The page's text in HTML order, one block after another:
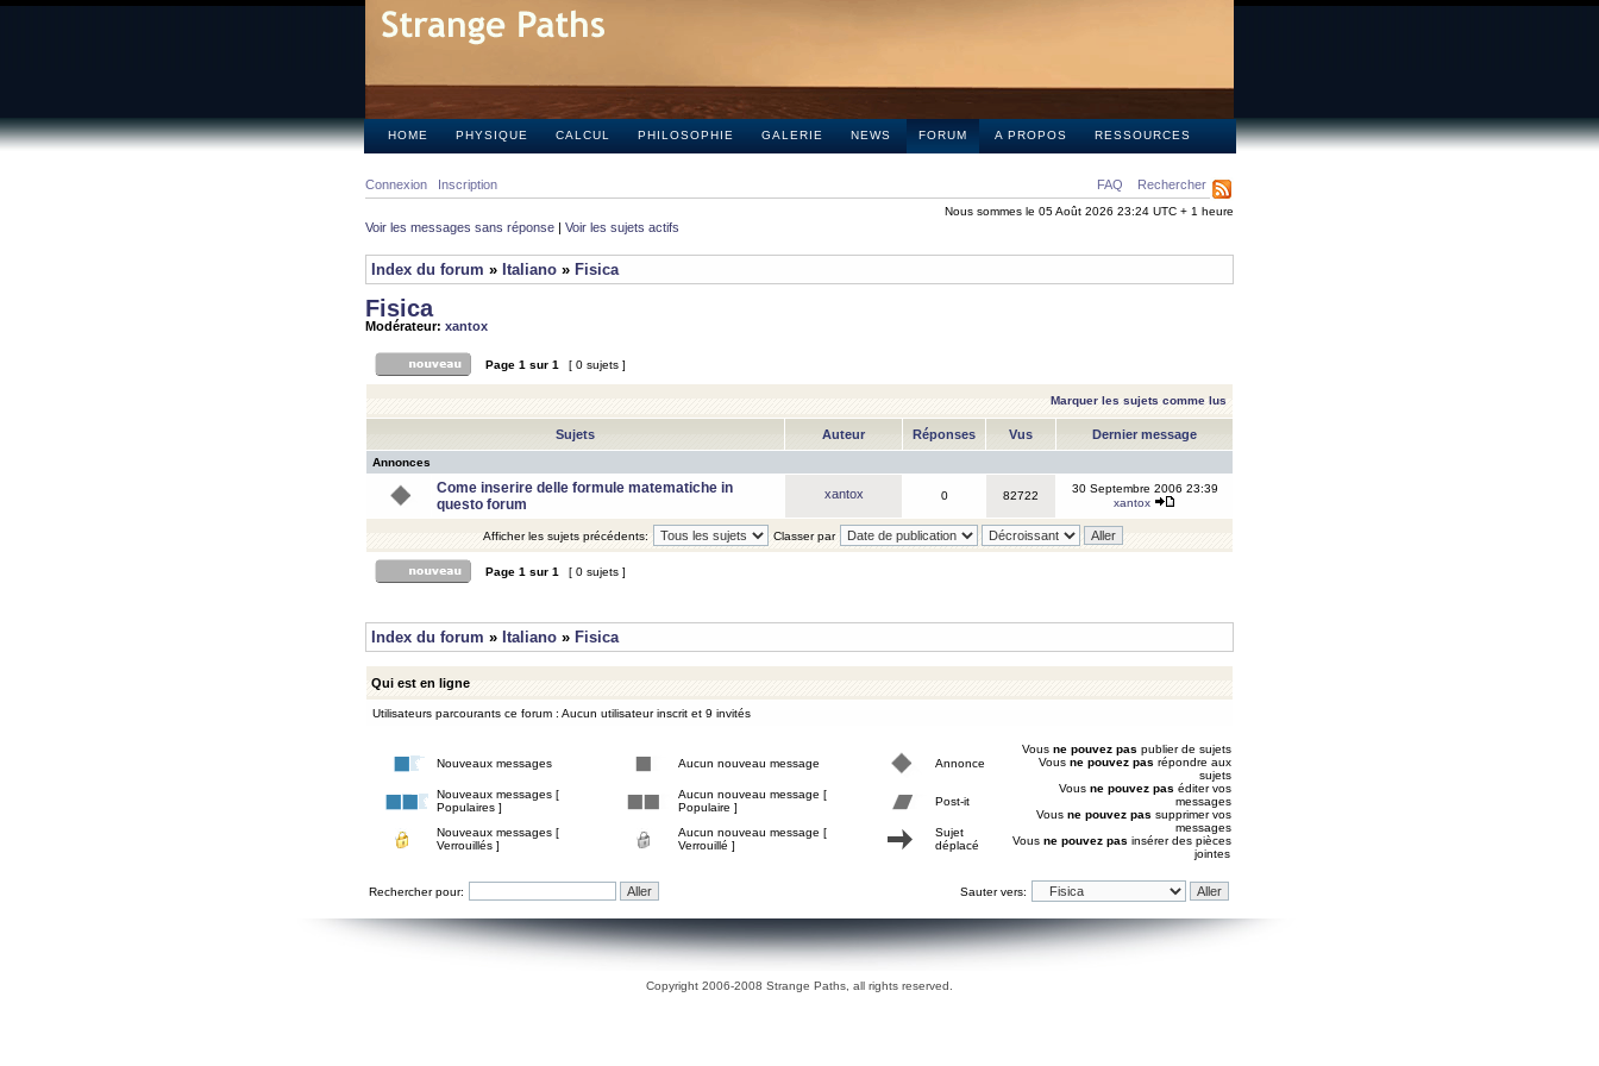
HOME PHYSIQUE CALCUL PHILOSOPHIE GALERIE NEWS FORUM A PROPOS RESSOURCES
FAQ Rechercher
Connexion Inscription
Nous sommes le 05 Août 2026 23:24 UTC + 1 heure
Voir les messages sans réponse | Voir les sujets actifs
Index du forum » Italiano » Fisica
Fisica
Modérateur: xantox
Page 1 sur 1 [ 0 sujets ]
Marquer les sujets comme lus
Sujets Auteur Réponses Vus Dernier message
Annonces
Come inserire delle formule matematiche in
questo forum
xantox 0 82722
30 Septembre 2006 23:39
xantox
Afficher les sujets précédents: Classer par
Page 1 sur 1 [ 0 sujets ]
Index du forum » Italiano » Fisica
Qui est en ligne
Utilisateurs parcourants ce forum : Aucun utilisateur inscrit et 9 invités
Nouveaux messages Aucun nouveau message Annonce
Nouveaux messages [
Populaires ]
Aucun nouveau message [
Populaire ]
Post-it
Nouveaux messages [
Verrouillés ]
Aucun nouveau message [
Verrouillé ]
Sujet
déplacé
Vous ne pouvez pas publier de sujets
Vous ne pouvez pas répondre aux
sujets
Vous ne pouvez pas éditer vos
messages
Vous ne pouvez pas supprimer vos
messages
Vous ne pouvez pas insérer des pièces
jointes
Rechercher pour: Sauter vers:
Copyright 2006-2008 Strange Paths, all rights reserved.